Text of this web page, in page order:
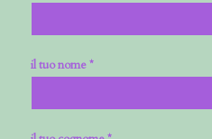
il tuo nome *